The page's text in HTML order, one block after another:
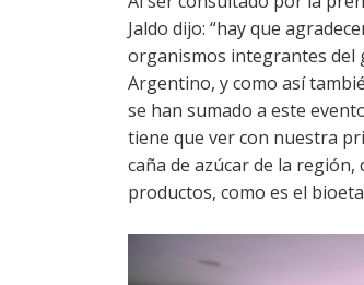
Jaldo dijo: “hay que
organismos integrantes del
Argentino, y como así
se han sumado a este
tiene que ver con nuestra
caña de azúcar de la
productos, como es el